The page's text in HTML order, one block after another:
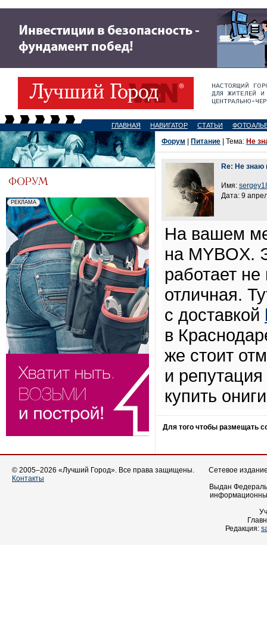
ГЛАВНАЯ НАВИГАТОР СТАТЬИ
Форум Питание | Тема: Не
Re: Не знаю
Имя:
Дата: 9
На вашем
на MYBOX.
работает
отличная.
с доставкой
в
же стоит
и
купить
Для того чтобы размещать
© 2005–2026 «Лучший Город». Все права защищены.
Контакты
Сетевое
Выдан
Редакция: